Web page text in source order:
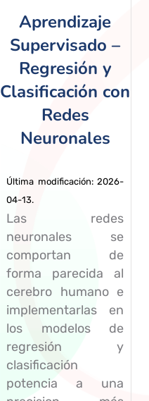
Aprendizaje
Supervisado –
Regresión y
Clasificación con
Redes
Neuronales
Última modificación: 2026-
04-13.
Las redes
neuronales se
comportan de
forma parecida al
cerebro humano e
implementarlas en
los modelos de
regresión y
clasificación
potencia a una